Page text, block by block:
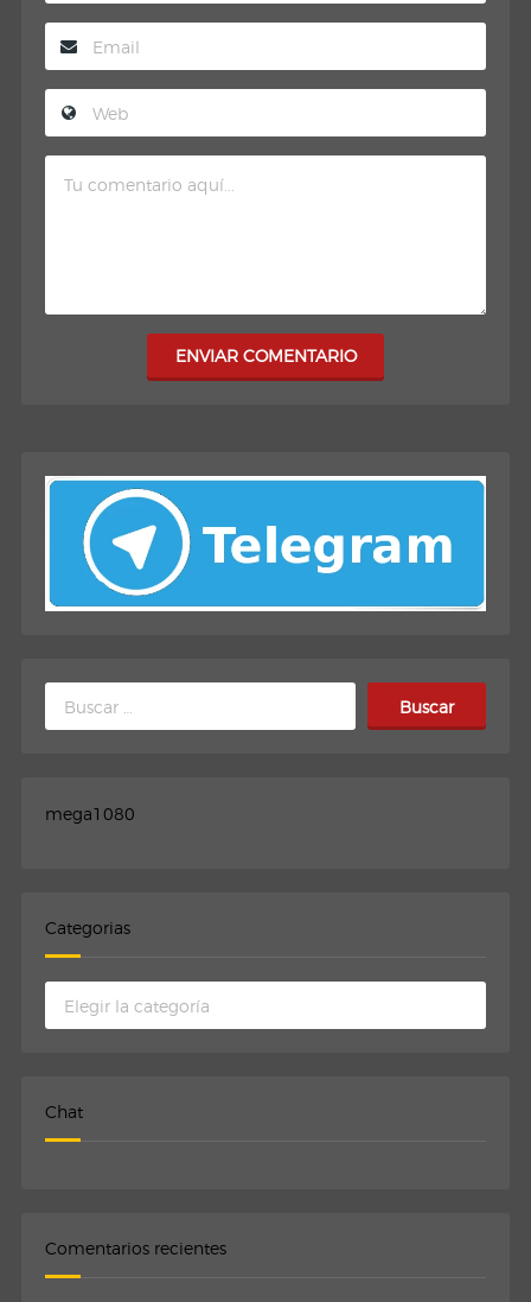
ENVIAR COMENTARIO
Buscar:
mega1080
Categorias
Categorias
Chat
Comentarios recientes